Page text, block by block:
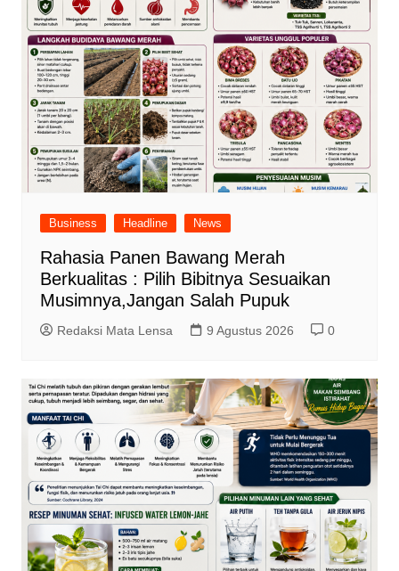
Business Headline News
Rahasia Panen Bawang Merah
Berkualitas : Pilih Bibitnya Sesuaikan
Musimnya,Jangan Salah Pupuk
Redaksi Mata Lensa 9 Agustus 2026 0